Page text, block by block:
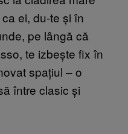
ei, du-te și în
pe lângă că
te izbește fix în
spațiul – o
între clasic și